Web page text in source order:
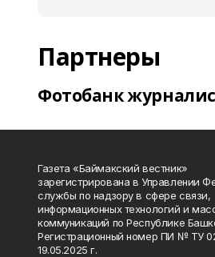
Партнеры
Фотобанк
Газета «Баймакский вестник»
зарегистрирована в Управлении
службы по надзору в сфере связи,
информационных технологий и
коммуникаций по Республике
Регистрационный номер ПИ № ТУ
19.05.2025 г.